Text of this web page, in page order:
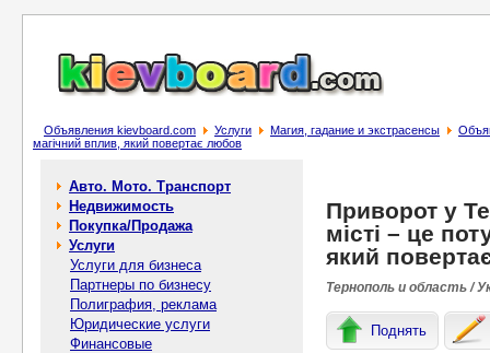
Объявления kievboard.com Услуги Магия, гадание и экстрасенсы
магічний вплив, який повертає любов
Авто. Мото. Транспорт
Недвижимость
Покупка/Продажа
Услуги
Услуги для бизнеса
Партнеры по бизнесу
Полиграфия, реклама
Юридические услуги
Финансовые
Приворот у
місті – це
який
Тернополь и область /
Поднять